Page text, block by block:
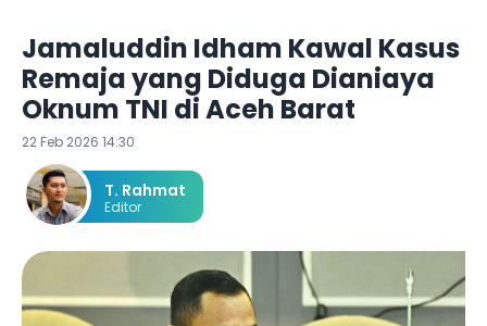
Jamaluddin Idham Kawal Kasus
Remaja yang Diduga Dianiaya
Oknum TNI di Aceh Barat
22 Feb 2026 14:30
T. Rahmat
Editor